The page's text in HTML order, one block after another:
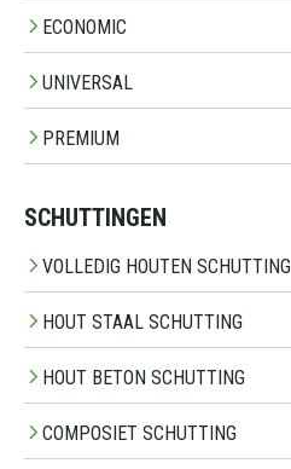
ECONOMIC
UNIVERSAL
PREMIUM
SCHUTTINGEN
VOLLEDIG HOUTEN SCHUTTING
HOUT STAAL SCHUTTING
HOUT BETON SCHUTTING
COMPOSIET SCHUTTING